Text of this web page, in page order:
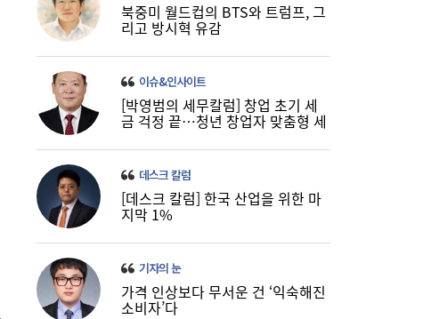
북중미 월드컵의 BTS와 트럼프, 그
리고 방시혁 유감
이슈&인사이트
[박영범의 세무칼럼] 창업 초기 세
금 걱정 끝…청년 창업자 맞춤형 세
데스크 칼럼
[데스크 칼럼] 한국 산업을 위한 마
지막 1%
기자의 눈
가격 인상보다 무서운 건 ‘익숙해진
소비자’다